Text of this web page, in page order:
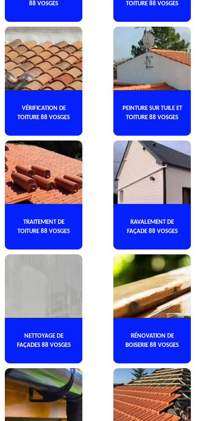
88 VOSGES
TOITURE 88 VOSGES
VÉRIFICATION DE
TOITURE 88 VOSGES
PEINTURE SUR TUILE ET
TOITURE 88 VOSGES
TRAITEMENT DE
TOITURE 88 VOSGES
RAVALEMENT DE
FAÇADE 88 VOSGES
NETTOYAGE DE
FAÇADES 88 VOSGES
RÉNOVATION DE
BOISERIE 88 VOSGES